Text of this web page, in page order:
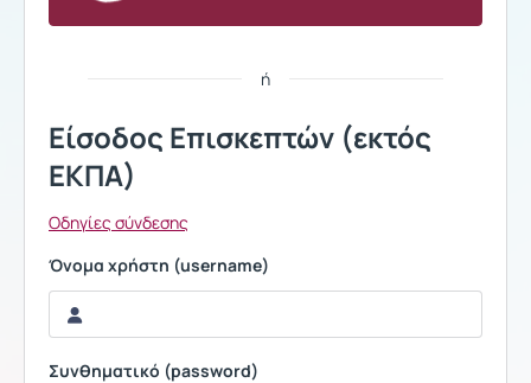
ή
Είσοδος Επισκεπτών (εκτός
ΕΚΠΑ)
Οδηγίες σύνδεσης
Όνομα χρήστη (username)
Συνθηματικό (password)